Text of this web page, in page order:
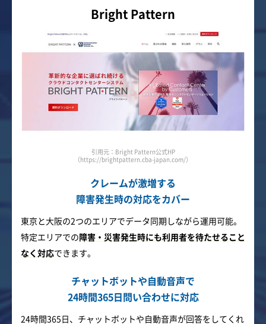
Bright Pattern
引用元：Bright Pattern公式HP
（https://brightpattern.cba-japan.com/）
クレームが激増する
障害発生時の対応をカバー
東京と大阪の2つのエリアでデータ同期しながら運用可能。
特定エリアでの障害・災害発生時にも利用者を待たせること
なく対応できます。
チャットボットや自動音声で
24時間365日問い合わせに対応
24時間365日、チャットボットや自動音声が回答をしてくれ